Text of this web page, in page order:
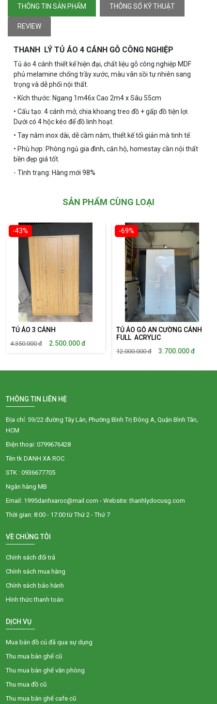
THÔNG TIN SẢN PHẨM THÔNG SỐ KỸ THUẬT
REVIEW
THANH LÝ TỦ ÁO 4 CÁNH GỖ CÔNG NGHIỆP
Tủ áo 4 cánh thiết kế hiện đại, chất liệu gỗ công nghiệp MDF
phủ melamine chống trầy xước, màu vân sồi tự nhiên sang
trọng và dễ phối nội thất.
• Kích thước: Ngang 1m46x Cao 2m4 x Sâu 55cm
• Cấu tạo: 4 cánh mở, chia khoang treo đồ + gấp đồ tiện lợi.
Dưới có 4 hộc kéo để đồ linh hoạt.
• Tay nắm inox dài, dễ cầm nắm, thiết kế tối giản mà tinh tế.
• Phù hợp: Phòng ngủ gia đình, căn hộ, homestay cần nội thất
bền đẹp giá tốt.
- Tình trạng: Hàng mới 98%
SẢN PHẨM CÙNG LOẠI
-43%
TỦ ÁO 3 CÁNH
4.350.000đ 2.500.000đ
-69%
TỦ ÁO GỖ AN CƯỜNG CÁNH
FULL ACRYLIC
12.000.000đ 3.700.000đ
THÔNG TIN LIÊN HỆ
Địa chỉ: 59/22 đường Tây Lân, Phường Bình Trị Đông A, Quận Bình Tân,
HCM
Điện thoại: 0799676428
Tên tk DANH XA ROC
STK : 0936677705
Ngân hàng MB
Email: 1995danhxaroc@mail.com - Website: thanhlydocusg.com
Thời gian: 8:00 - 17:00 từ Thứ 2 - Thứ 7
VỀ CHÚNG TÔI
Chính sách đổi trả
Chính sách mua hàng
Chính sách bảo hành
Hình thức thanh toán
DỊCH VỤ
Mua bán đồ củ đã qua sự dụng
Thu mua bàn ghế cũ
Thu mua bàn ghế văn phòng
Thu mua đồ cũ
Thu mua bàn ghế cafe cũ